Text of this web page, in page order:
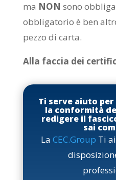
ma NON sono
obbligatorio è ben
pezzo di carta.
Alla faccia dei
Ti serve aiuto per
la conformità
redigere il
sai
LaCEC.Group Ti